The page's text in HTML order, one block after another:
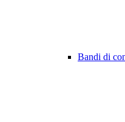
Bandi di